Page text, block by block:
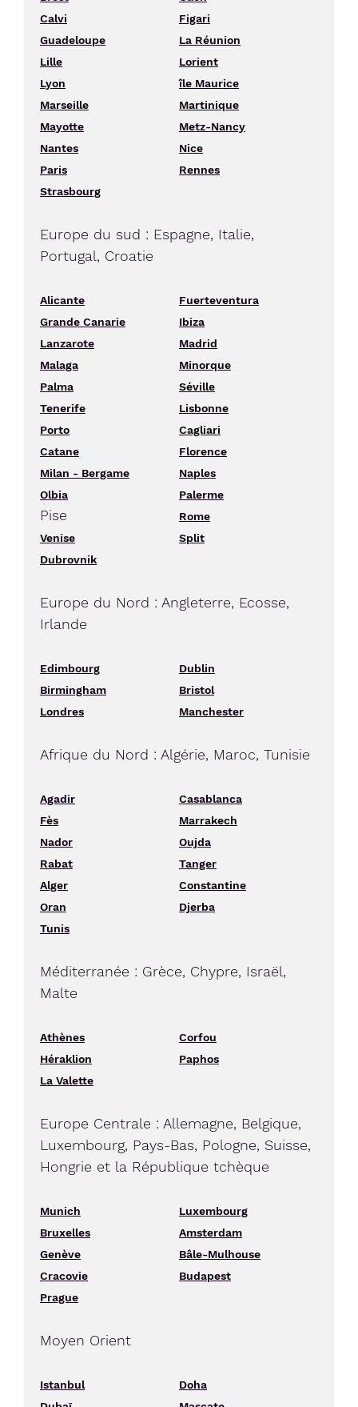
Calvi
Figari
Guadeloupe
La Réunion
Lille
Lorient
Lyon
île Maurice
Marseille
Martinique
Mayotte
Metz-Nancy
Nantes
Nice
Paris
Rennes
Strasbourg
Europe du sud : Espagne, Italie,
Portugal, Croatie
Alicante
Fuerteventura
Grande Canarie
Ibiza
Lanzarote
Madrid
Malaga
Minorque
Palma
Séville
Tenerife
Lisbonne
Porto
Cagliari
Catane
Florence
Milan - Bergame
Naples
Olbia
Palerme
Pise
Rome
Venise
Split
Dubrovnik
Europe du Nord : Angleterre, Ecosse,
Irlande
Edimbourg
Dublin
Birmingham
Bristol
Londres
Manchester
Afrique du Nord : Algérie, Maroc, Tunisie
Agadir
Casablanca
Fès
Marrakech
Nador
Oujda
Rabat
Tanger
Alger
Constantine
Oran
Djerba
Tunis
Méditerranée : Grèce, Chypre, Israël,
Malte
Athènes
Corfou
Héraklion
Paphos
La Valette
Europe Centrale : Allemagne, Belgique,
Luxembourg, Pays-Bas, Pologne, Suisse,
Hongrie et la République tchèque
Munich
Luxembourg
Bruxelles
Amsterdam
Genève
Bâle-Mulhouse
Cracovie
Budapest
Prague
Moyen Orient
Istanbul
Doha